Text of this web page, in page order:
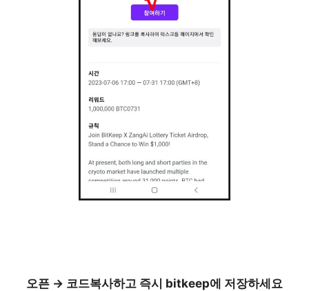
오픈 → 코드복사하고 즉시 bitkeep에 저장하세요